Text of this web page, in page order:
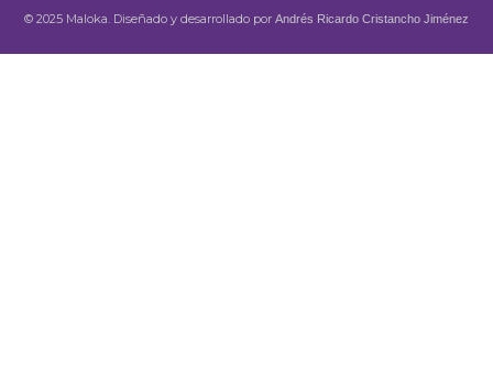
© 2025 Maloka. Diseñado y desarrollado por Andrés Ricardo Cristancho Jiménez